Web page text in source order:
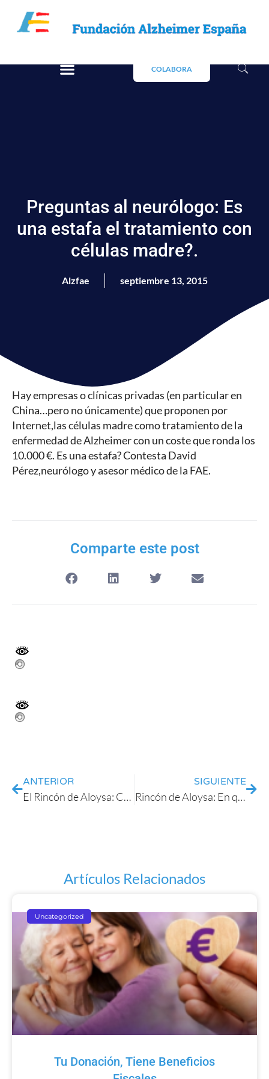
COLABORA
Preguntas al neurólogo: Es
una estafa el tratamiento con
células madre?.
Alzfae septiembre 13, 2015
Hay empresas o clínicas privadas (en particular en
China…pero no únicamente) que proponen por
Internet,las células madre como tratamiento de la
enfermedad de Alzheimer con un coste que ronda los
10.000 €. Es una estafa? Contesta David
Pérez,neurólogo y asesor médico de la FAE.
Comparte este post
ANTERIOR
El Rincón de Aloysa: Cuando se agotan los cuidadores: el síndrome del cuidador quemado.
SIGUIENTE
Rincón de Aloysa: En qué fase del Alzheimer está mi familiar?
Artículos Relacionados
Uncategorized
Tu Donación, Tiene Beneficios